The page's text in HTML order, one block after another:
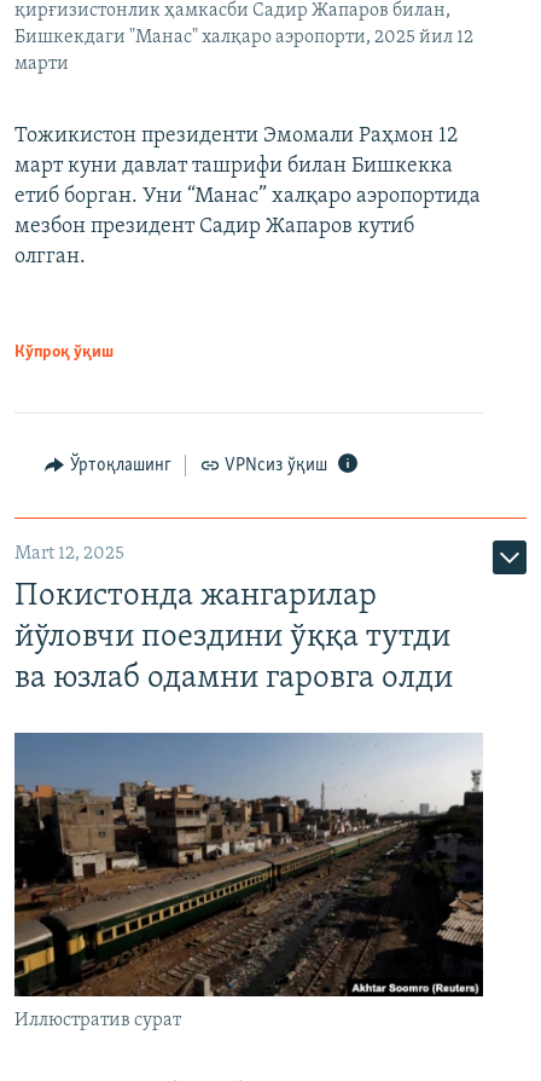
қирғизистонлик ҳамкасби Садир Жапаров билан,
Бишкекдаги "Манас" халқаро аэропорти, 2025 йил 12
марти
Тожикистон президенти Эмомали Раҳмон 12
март куни давлат ташрифи билан Бишкекка
етиб борган. Уни “Манас” халқаро аэропортида
мезбон президент Садир Жапаров кутиб
олгган.
Кўпроқ ўқиш
Ўртоқлашинг VPNсиз ўқиш
Mart 12, 2025
Покистонда жангарилар
йўловчи поездини ўққа тутди
ва юзлаб одамни гаровга олди
Иллюстратив сурат